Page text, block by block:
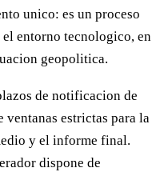
unico: es un proceso
entorno tecnologico, en
geopolitica.
de notificacion de
estrictas para la
y el informe final.
dispone de